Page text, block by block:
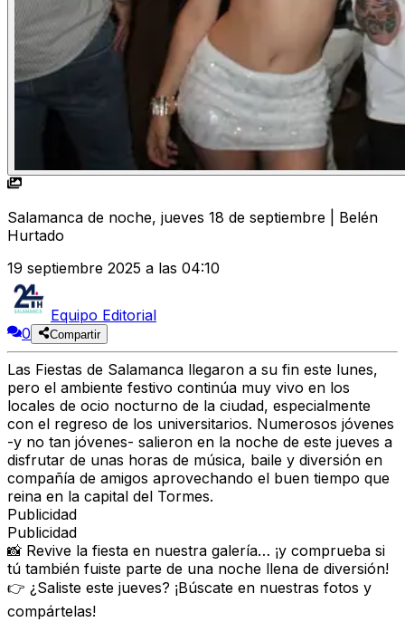
Salamanca de noche, jueves 18 de septiembre | Belén
Hurtado
19 septiembre 2025 a las 04:10
Equipo Editorial
0
Compartir
Las Fiestas de Salamanca llegaron a su fin este lunes,
pero el ambiente festivo continúa muy vivo en los
locales de ocio nocturno de la ciudad, especialmente
con el regreso de los universitarios. Numerosos jóvenes
-y no tan jóvenes- salieron en la noche de este jueves a
disfrutar de unas horas de música, baile y diversión en
compañía de amigos aprovechando el buen tiempo que
reina en la capital del Tormes.
Publicidad
Publicidad
📸 Revive la fiesta en nuestra galería… ¡y comprueba si
tú también fuiste parte de una noche llena de diversión!
👉 ¿Saliste este jueves? ¡Búscate en nuestras fotos y
compártelas!